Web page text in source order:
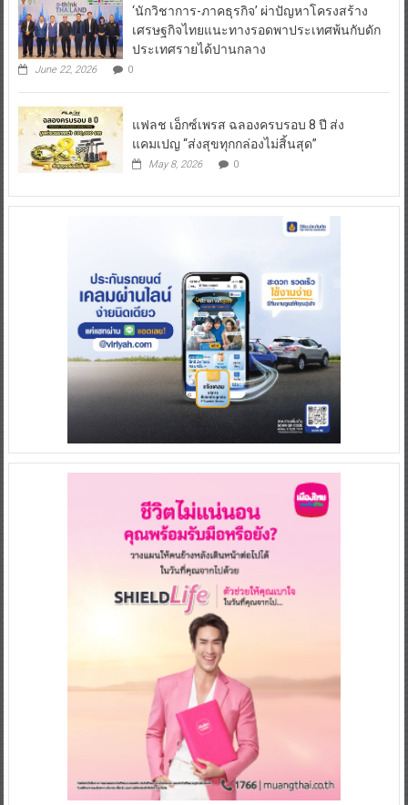
‘นักวิชาการ-ภาคธุรกิจ’ ผ่าปัญหาโครงสร้าง
เศรษฐกิจไทยแนะทางรอดพาประเทศพ้นกับดัก
ประเทศรายได้ปานกลาง
June 22, 2026 0
แฟลช เอ็กซ์เพรส ฉลองครบรอบ 8 ปี ส่ง
แคมเปญ “ส่งสุขทุกกล่องไม่สิ้นสุด”
May 8, 2026 0